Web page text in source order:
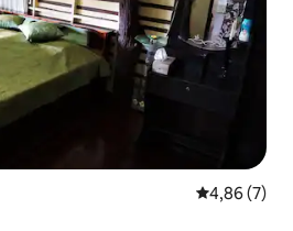
Gemiddelde
4,86 (7)